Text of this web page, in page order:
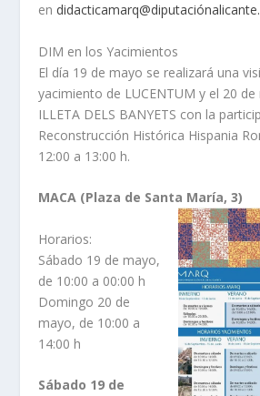
en
DIM en los Yacimientos
El día 19 de mayo se realizará una
yacimiento de LUCENTUM y el 20
ILLETA DELS BANYETS con la
Reconstrucción Histórica Hispania
12:00 a 13:00 h.
MACA (Plaza de Santa María, 3)
Horarios:
Sábado 19 de mayo,
de 10:00 a 00:00 h
Domingo 20 de
mayo, de 10:00 a
14:00 h
Sábado 19 de